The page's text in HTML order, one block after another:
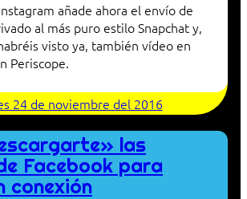
añade ahora el envío de
al más puro estilo Snapchat y,
visto ya, también vídeo en
Periscope.
24 de noviembre del 2016
las
Facebook para
conexión